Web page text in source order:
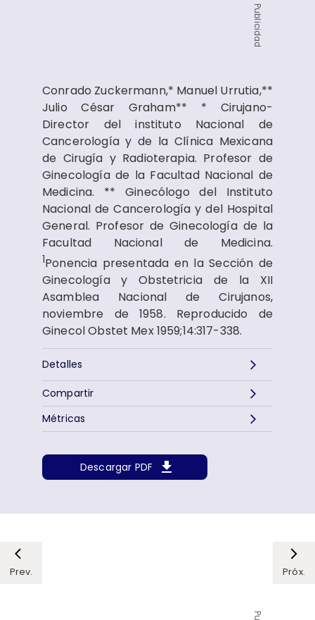
Publicidad
Conrado Zuckermann,* Manuel Urrutia,**
Julio César Graham** * Cirujano-
Director del instituto Nacional de
Cancerología y de la Clínica Mexicana
de Cirugía y Radioterapia. Profesor de
Ginecología de la Facultad Nacional de
Medicina. ** Ginecólogo del Instituto
Nacional de Cancerología y del Hospital
General. Profesor de Ginecología de la
Facultad Nacional de Medicina.
1Ponencia presentada en la Sección de
Ginecología y Obstetricia de la XII
Asamblea Nacional de Cirujanos,
noviembre de 1958. Reproducido de
Ginecol Obstet Mex 1959;14:317-338.
Detalles
Descargar PDF
Métricas
Compartir
Prev. Próx.